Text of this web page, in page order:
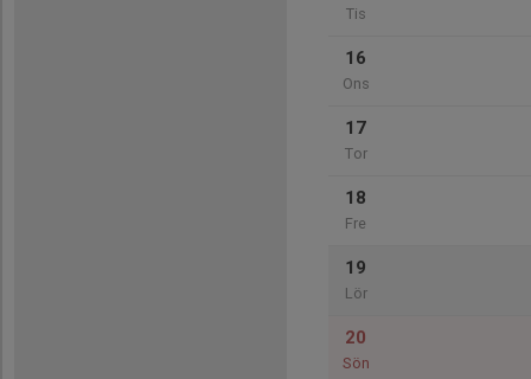
Tis
16
Ons
17
Tor
18
Fre
19
Lör
20
Sön